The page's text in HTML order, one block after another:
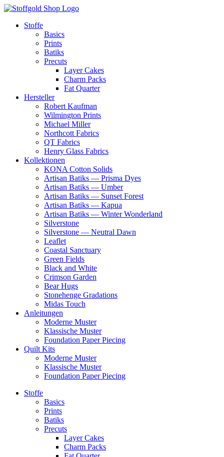
Zum
springenStoffe
Basics
Prints
Batiks
Precuts
Layer Cakes
Charm Packs
Fat Quarter
Hersteller
Robert Kaufman
Wilmington Prints
Michael Miller
Northcott Fabrics
QT Fabrics
Henry Glass Fabrics
Kollektionen
KONA Cotton Solids
Artisan Batiks — Prisma Dyes
Artisan Batiks — Umber
Artisan Batiks — Sunset Forest
Artisan Batiks — Kapua
Artisan Batiks — Winter Wonderland
Silverstone
Silverstone — Neutral Dawn
Leaflet
Coastal Sanctuary
Green Fields
Black and White
Crimson Garden
Bear Hugs
Stonehenge Gradations
Midas Touch
Anleitungen
Moderne Muster
Klassische Muster
Foundation Paper Piecing
Quilt Kits
Moderne Muster
Klassische Muster
Foundation Paper Piecing
Stoffe
Basics
Prints
Batiks
Precuts
Layer Cakes
Charm Packs